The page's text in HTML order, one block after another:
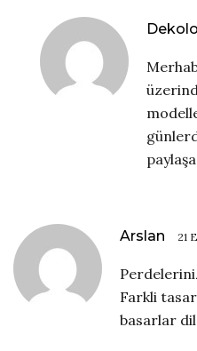
Arslan 21
Farkli
basarlar